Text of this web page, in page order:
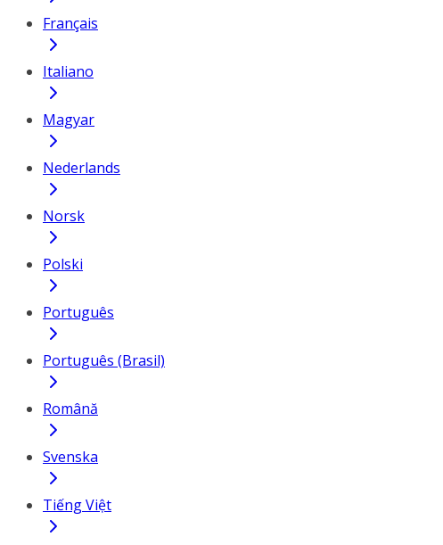
Français
Italiano
Magyar
Nederlands
Norsk
Polski
Português
Português (Brasil)
Română
Svenska
Tiếng Việt